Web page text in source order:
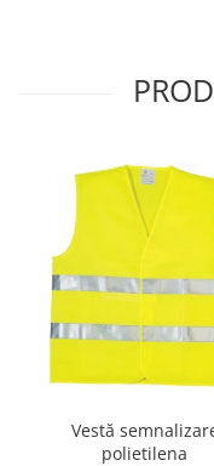
Vestă
polietilena